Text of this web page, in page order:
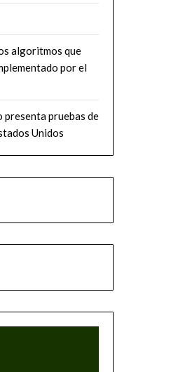
algoritmos que
por el
pruebas de
Unidos